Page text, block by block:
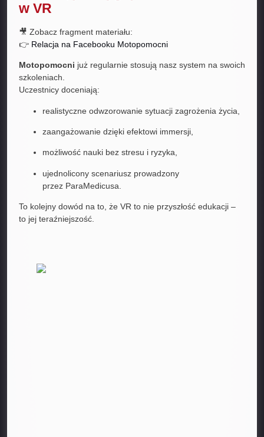
w VR
🎥 Zobacz fragment materiału:
👉 Relacja na Facebooku Motopomocni
Motopomocni już regularnie stosują nasz system na swoich
szkoleniach.
Uczestnicy doceniają:
realistyczne odwzorowanie sytuacji zagrożenia życia,
zaangażowanie dzięki efektowi immersji,
możliwość nauki bez stresu i ryzyka,
ujednolicony scenariusz prowadzony
przez ParaMedicusa.
To kolejny dowód na to, że VR to nie przyszłość edukacji –
to jej teraźniejszość.